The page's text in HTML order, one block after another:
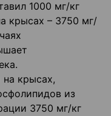
1000 мг/кг
крысах – 3750 мг/
крысах,
из
3750 мг/кг